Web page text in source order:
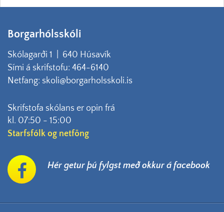
Borgarhólsskóli
Skólagarði 1 | 640 Húsavík
Sími á skrifstofu: 464-6140
Netfang: skoli@borgarholsskoli.is
Skrifstofa skólans er opin frá
kl. 07:50 - 15:00
Starfsfólk og netföng
Hér getur þú fylgst með okkur á facebook